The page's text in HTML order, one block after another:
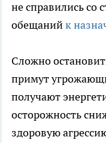
не справились со
обещанийк
Сложно
примут
получают
осторожность
здоровую